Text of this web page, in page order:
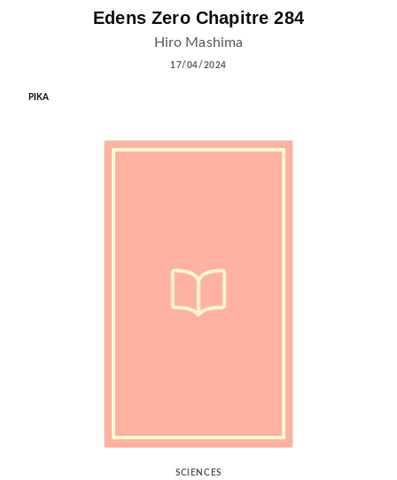
Edens Zero Chapitre 284
Hiro Mashima
17/04/2024
PIKA
SCIENCES